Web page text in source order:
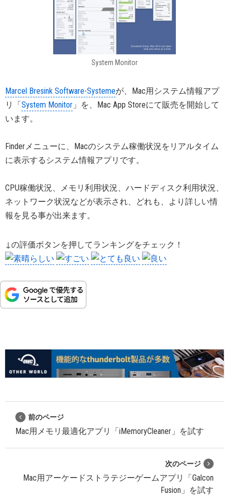
System Monitor
Marcel Bresink Software-Systemeが、Mac用システム情報アプ
リ「System Monitor 」を、Mac App Storeにて販売を開始して
います。
Finderメニューに、Macのシステム稼働状況をリアルタイム
に表示するシステム情報アプリです。
CPU稼働状況、メモリ利用状況、ハードディスク利用状況、
ネットワーク状況などが表示され、どれも、より詳しい情
報を見る事が出来ます。
↓の評価ボタンを押してランキングをチェック！
前のページ
Mac用メモリ最適化アプリ「iMemoryCleaner」を試す
次のページ
Mac用アーケードストラテジーゲームアプリ「Galcon
Fusion」を試す